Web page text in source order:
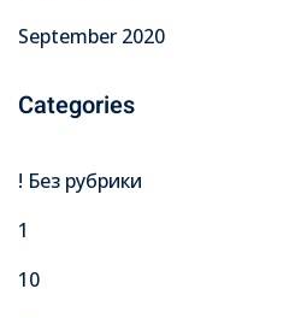
September 2020
Categories
! Без рубрики
1
10